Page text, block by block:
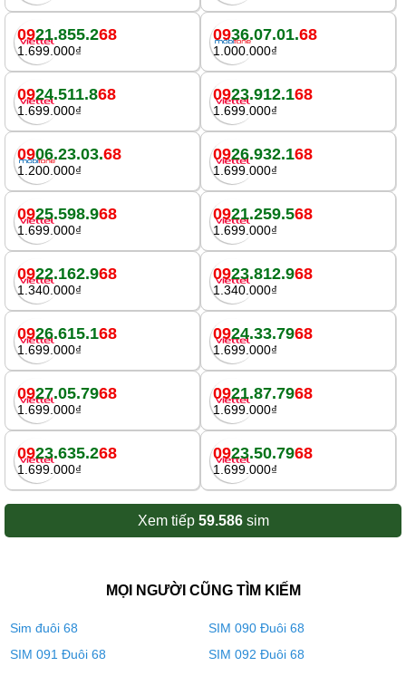
0921.855.268
1.699.000₫
0936.07.01.68
1.000.000₫
0924.511.868
1.699.000₫
0923.912.168
1.699.000₫
0906.23.03.68
1.200.000₫
0926.932.168
1.699.000₫
0925.598.968
1.699.000₫
0921.259.568
1.699.000₫
0922.162.968
1.340.000₫
0923.812.968
1.340.000₫
0926.615.168
1.699.000₫
0924.33.7968
1.699.000₫
0927.05.7968
1.699.000₫
0921.87.7968
1.699.000₫
0923.635.268
1.699.000₫
0923.50.7968
1.699.000₫
Xem tiếp 59.586sim
MỌI NGƯỜI CŨNG TÌM KIẾM
Sim đuôi 68
SIM 090 Đuôi 68
SIM 091 Đuôi 68
SIM 092 Đuôi 68